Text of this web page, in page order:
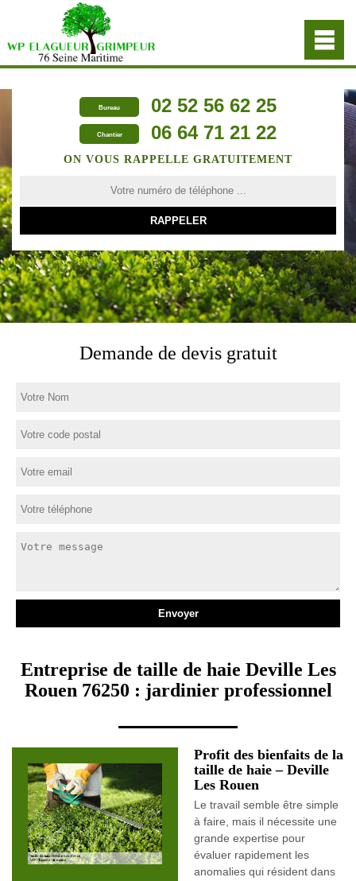
Bureau 02 52 56 62 25
Chantier 06 64 71 21 22
ON VOUS RAPPELLE GRATUITEMENT
Demande de devis gratuit
Entreprise de taille de haie Deville Les
Rouen 76250 : jardinier professionnel
Profit des bienfaits de la
taille de haie – Deville
Les Rouen
Le travail semble être simple
à faire, mais il nécessite une
grande expertise pour
évaluer rapidement les
anomalies qui résident dans